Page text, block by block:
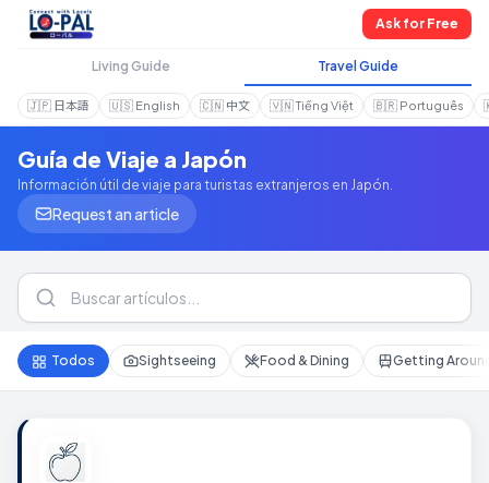
Ask for Free
Living Guide Travel Guide
🇯🇵 日本語 🇺🇸 English 🇨🇳 中文 🇻🇳Tiếng Việt 🇧🇷 Português
Guía de Viaje a Japón
Información útil de viaje para turistas extranjeros en Japón.
Request an article
Todos Sightseeing Food & Dining Getting